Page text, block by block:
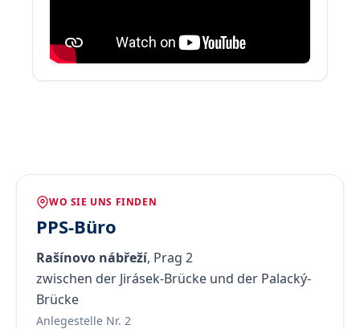
WO SIE UNS FINDEN
PPS-Büro
Rašínovo nábřeží, Prag 2
zwischen der Jirásek-Brücke und der Palacký-
Brücke
Anlegestelle Nr. 2